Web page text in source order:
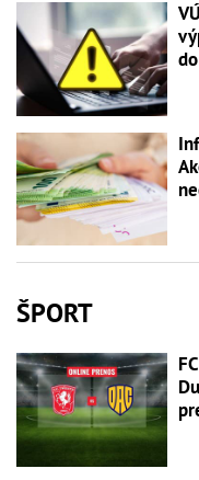
ŠPORT